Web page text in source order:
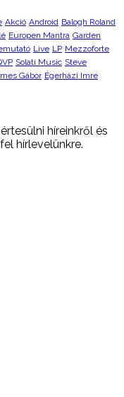
Akció Android Balogh Roland
Europen Mantra Garden
Live LP Mezzoforte
Solati Music Steve
Gábor Égerházi Imre
híreinkről és
hírlevelünkre.